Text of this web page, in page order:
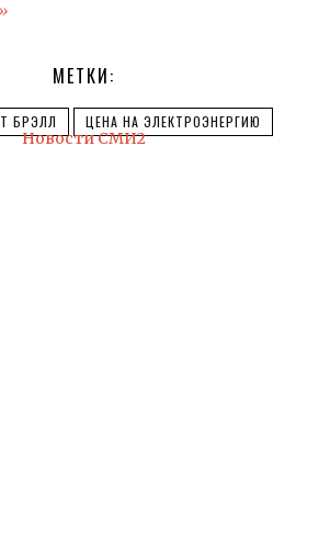
МЕТКИ:
БРЭЛЛ ЦЕНА НА ЭЛЕКТРОЭНЕРГИЮ
Новости СМИ2